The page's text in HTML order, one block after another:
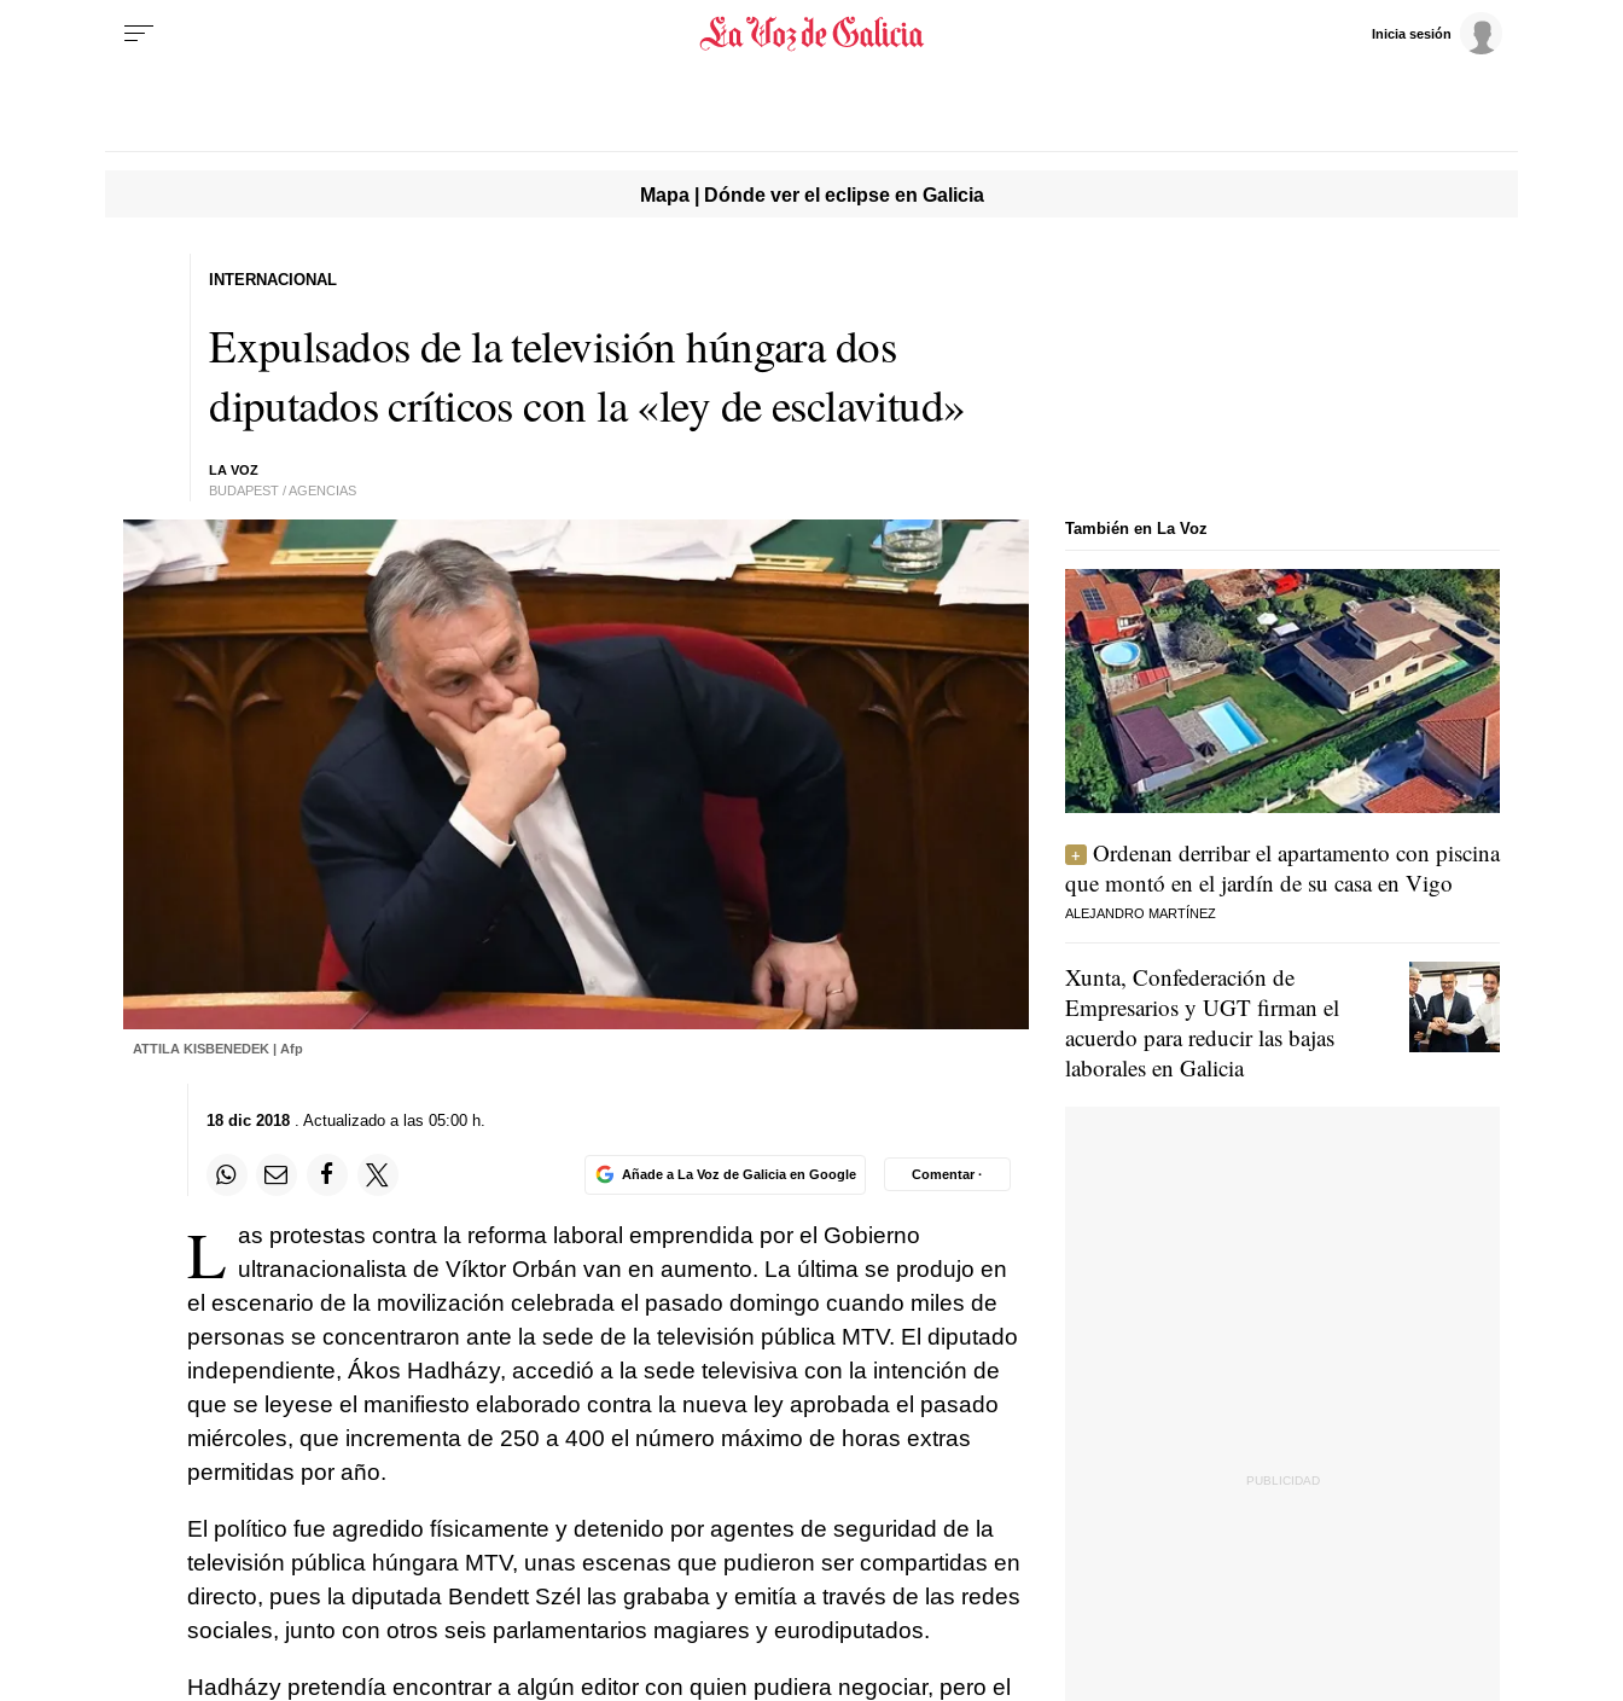
Inicia sesión
Mapa | Dónde ver el eclipse en Galicia
Expulsados de la televisión húngara dos
diputados críticos con la «ley de esclavitud»
LA VOZ
BUDAPEST / AGENCIAS
INTERNACIONAL
ATTILA KISBENEDEK | Afp
18 dic 2018. Actualizado a las 05:00 h.
Añade a La Voz de Galicia en Google Comentar ·
L as protestas contra la reforma laboral emprendida por el Gobierno
ultranacionalista de Víktor Orbán van en aumento. La última se produjo en
el escenario de la movilización celebrada el pasado domingo cuando miles de
personas se concentraron ante la sede de la televisión pública MTV. El diputado
independiente, Ákos Hadházy, accedió a la sede televisiva con la intención de
que se leyese el manifiesto elaborado contra la nueva ley aprobada el pasado
miércoles, que incrementa de 250 a 400 el número máximo de horas extras
permitidas por año.
El político fue agredido físicamente y detenido por agentes de seguridad de la
televisión pública húngara MTV, unas escenas que pudieron ser compartidas en
directo, pues la diputada Bendett Szél las grababa y emitía a través de las redes
sociales, junto con otros seis parlamentarios magiares y eurodiputados.
Hadházy pretendía encontrar a algún editor con quien pudiera negociar, pero el
También en La Voz
Ordenan derribar el apartamento con piscina
que montó en el jardín de su casa en Vigo
ALEJANDRO MARTÍNEZ
Xunta, Confederación de
Empresarios y UGT firman el
acuerdo para reducir las bajas
laborales en Galicia